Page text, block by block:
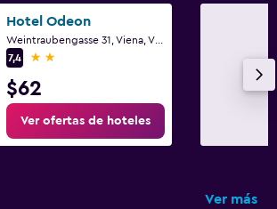
Hotel Odeon
7,4
2 estrellas
$62
Ver ofertas de hoteles
Ver más